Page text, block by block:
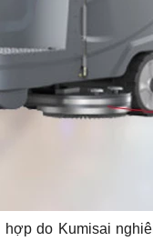
hợp do Kumisai